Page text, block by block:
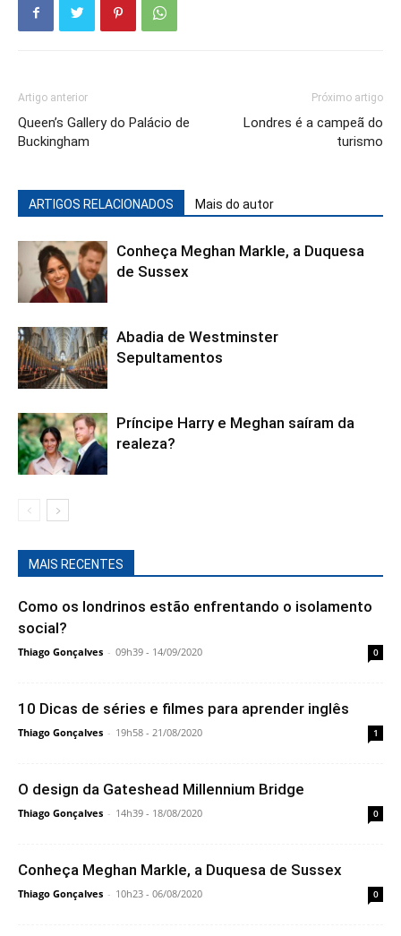
Artigo anterior
Queen’s Gallery do Palácio de
Buckingham
Próximo artigo
Londres é a campeã do
turismo
ARTIGOS RELACIONADOS Mais do autor
Conheça Meghan Markle, a Duquesa
de Sussex
Abadia de Westminster
Sepultamentos
Príncipe Harry e Meghan saíram da
realeza?
MAIS RECENTES
Como os londrinos estão enfrentando o isolamento
social?
Thiago Gonçalves - 09h39 - 14/09/2020 0
10 Dicas de séries e filmes para aprender inglês
Thiago Gonçalves - 19h58 - 21/08/2020 1
O design da Gateshead Millennium Bridge
Thiago Gonçalves - 14h39 - 18/08/2020 0
Conheça Meghan Markle, a Duquesa de Sussex
Thiago Gonçalves - 10h23 - 06/08/2020 0